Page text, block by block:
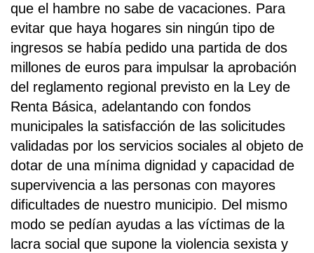
que el hambre no sabe de vacaciones. Para
evitar que haya hogares sin ningún tipo de
ingresos se había pedido una partida de dos
millones de euros para impulsar la aprobación
del reglamento regional previsto en la Ley de
Renta Básica, adelantando con fondos
municipales la satisfacción de las solicitudes
validadas por los servicios sociales al objeto de
dotar de una mínima dignidad y capacidad de
supervivencia a las personas con mayores
dificultades de nuestro municipio. Del mismo
modo se pedían ayudas a las víctimas de la
lacra social que supone la violencia sexista y